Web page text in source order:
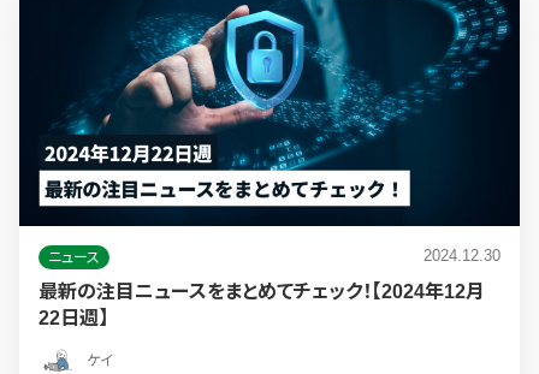
ニュース 2024.12.30
最新の注目ニュースをまとめてチェック！【2024年12月
22日週】
ケイ